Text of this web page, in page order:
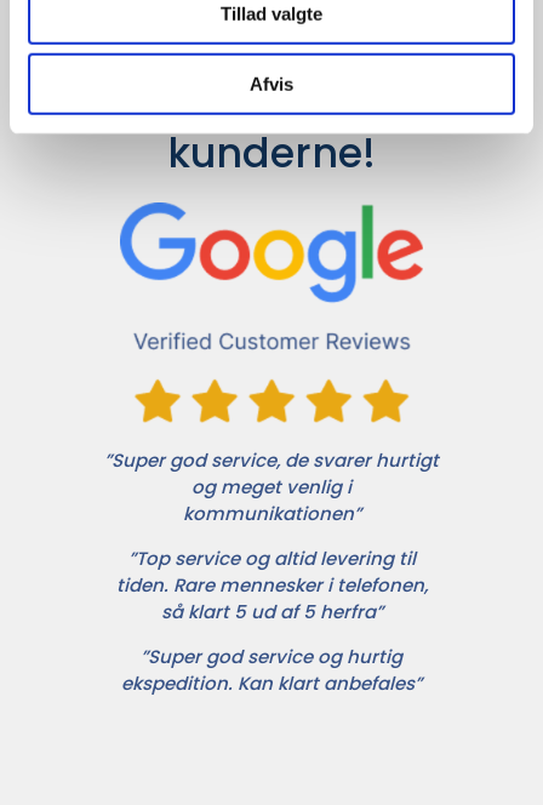
Tillad valgte
Afvis
Det siger
kunderne!
”Super god service, de svarer hurtigt
og meget venlig i
kommunikationen”
”Top service og altid levering til
tiden. Rare mennesker i telefonen,
så klart 5 ud af 5 herfra”
”Super god service og hurtig
ekspedition. Kan klart anbefales”